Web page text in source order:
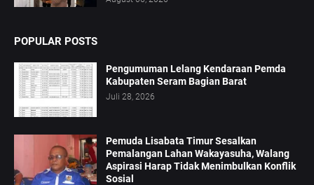
POPULAR POSTS
Pengumuman Lelang Kendaraan Pemda
Kabupaten Seram Bagian Barat
Juli 28, 2026
Pemuda Lisabata Timur Sesalkan
Pemalangan Lahan Wakayasuha, Walang
Aspirasi Harap Tidak Menimbulkan Konflik
Sosial